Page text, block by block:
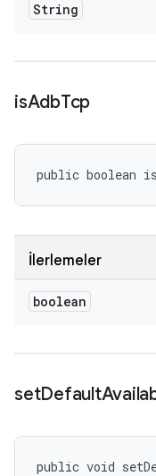
String
isAdbTcp
public boolean
İlerlemeler
boolean
setDefault
public void